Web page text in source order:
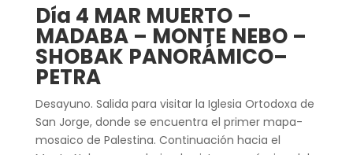
Día 4 MAR MUERTO –
MADABA – MONTE NEBO –
SHOBAK PANORÁMICO–
PETRA
Desayuno. Salida para visitar la Iglesia Ortodoxa de
San Jorge, donde se encuentra el primer mapa-
mosaico de Palestina. Continuación hacia el